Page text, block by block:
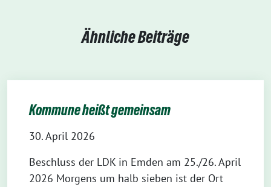
Ähnliche Beiträge
Kommune heißt gemeinsam
30. April 2026
Beschluss der LDK in Emden am 25./26. April
2026 Morgens um halb sieben ist der Ort